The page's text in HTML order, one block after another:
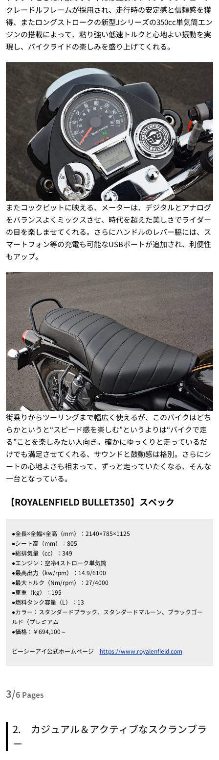
クレードルフレームが採用され、走行時の安定感と信頼感を獲
得、またロングストロークの新型Jシリーズの350cc単気筒エン
ジンの搭載によって、粘り強い低速トルクと心地よい振動を実
現し、バイクライドの楽しみを盛り上げてくれる。
またコックピットに映える、メーターは、デジタルとアナログ
をバランスよくミックスさせ、時代を超えた美しさでライダー
の目を楽しませてくれる。さらにハンドルのレバー脇には、ス
マートフォン等の充電も可能なUSBポートが追加され、利便性
もアップ。
街乗りからツーリングまで幅広く使えるが、このバイクはどち
らかというと“スピード感を楽しむ”というよりは“バイクで走
る”ことを楽しみたい人向き。確かにゆっくりと走っているだ
けでも満足させてくれる、サウンドと鼓動感は格別。さらにシ
ートの心地よさも相まって、ずっと走っていたくなる、そんな
一台となっている。
【ROYALENFIELD BULLET350】スペック
●全長×全幅×全高（mm）：2140×785×1125
●シート高（mm）：805
●総排気量（cc）：349
●エンジン：空冷4ストローク単気筒
●最高出力（kw/rpm）：14.9/6100
●最大トルク（Nm/rpm）：27/4000
●車重（kg）：195
●燃料タンク容量（L）：13
●カラー：スタンダードブラック、スタンダードマルーン、ブラックゴー
ルド（プレミアム
●価格：￥694,100～
ピーシーアイ公式ホームページ https://www.royalenfield.com
3/6 Pages
2. カジュアル＆アクティブなスクランブラ
ー